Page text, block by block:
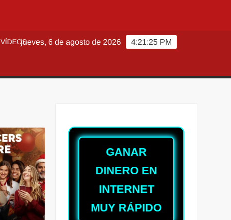
VÍDEOS 4:21:26 PM
jueves, 6 de agosto de 2026
GANAR
DINERO EN
INTERNET
MUY RÁPIDO